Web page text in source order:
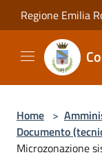
Salta al contenuto
Regione Emilia
Home >
Documento
Microzonazione